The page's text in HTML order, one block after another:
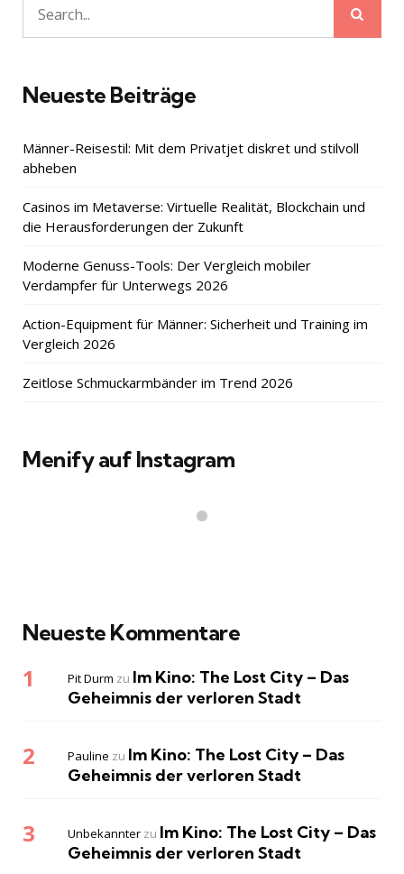
Search
for:
Neueste Beiträge
Männer-Reisestil: Mit dem Privatjet diskret und stilvoll
abheben
Casinos im Metaverse: Virtuelle Realität, Blockchain und
die Herausforderungen der Zukunft
Moderne Genuss-Tools: Der Vergleich mobiler
Verdampfer für Unterwegs 2026
Action-Equipment für Männer: Sicherheit und Training im
Vergleich 2026
Zeitlose Schmuckarmbänder im Trend 2026
Menify auf Instagram
Neueste Kommentare
Pit Durm zu Im Kino: The Lost City – Das
Geheimnis der verloren Stadt
Pauline zu Im Kino: The Lost City – Das
Geheimnis der verloren Stadt
Unbekannter zu Im Kino: The Lost City – Das
Geheimnis der verloren Stadt